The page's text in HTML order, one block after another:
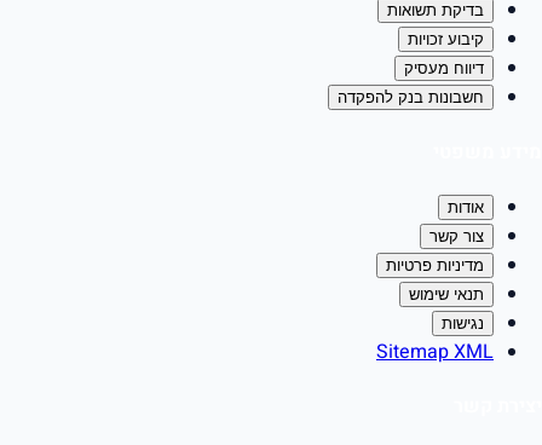
בדיקת תשואות
קיבוע זכויות
דיווח מעסיק
חשבונות בנק להפקדה
אודות
צור קשר
מדיניות פרטיות
תנאי שימוש
נגישות
Sitemap XML